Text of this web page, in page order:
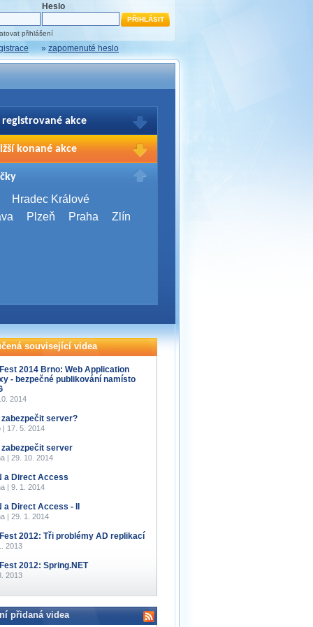
Heslo
přihlášení
» zapomenuté heslo
registrované akce
Vašich registrací na akce
přihlašte.
konané akce
2026
Brno
Server Bootcamp 2026
Hradec Králové
Plzeň Praha Zlín
související videa
2014 Brno: Web Application
- bezpečné publikování namísto
2014
server?
| 17. 5. 2014
server
| 29. 10. 2014
a Direct Access
| 9. 1. 2014
a Direct Access - II
| 29. 1. 2014
Fest 2012: Tři problémy AD replikací
2013
2012: Spring.NET
2013
přidaná videa